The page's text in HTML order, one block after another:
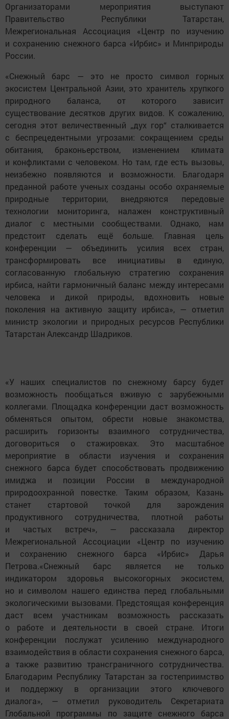
Организаторами мероприятия выступают
Правительство Республики Татарстан,
Межрегиональная Ассоциация «Центр по изучению
и сохранению снежного барса «Ирбис» и Минприроды
России.
«Снежный барс — это не просто символ горных
экосистем Центральной Азии, это хранитель хрупкого
природного баланса, от которого зависит
существование десятков других видов. К сожалению,
сегодня этот величественный „дух гор“ сталкивается
с беспрецедентными угрозами: сокращением среды
обитания, браконьерством, изменением климата
и конфликтами с человеком. Но там, где есть вызовы,
неизбежно появляются и возможности. Благодаря
преданной работе ученых созданы особо охраняемые
природные территории, внедряются передовые
технологии мониторинга, налажен конструктивный
диалог с местными сообществами. Однако, нам
предстоит сделать ещё больше. Главная цель
конференции — объединить усилия всех стран,
трансформировать все инициативы в единую,
согласованную глобальную стратегию сохранения
ирбиса, найти гармоничный баланс между интересами
человека и дикой природы, вдохновить новые
поколения на активную защиту ирбиса», — отметил
министр экологии и природных ресурсов Республики
Татарстан Александр Шадриков.
«У наших специалистов по снежному барсу будет
возможность пообщаться вживую с зарубежными
коллегами. Площадка конференции даст возможность
обменяться опытом, обрести новые знакомства,
расширить горизонты взаимного сотрудничества,
договориться о стажировках. Это масштабное
мероприятие в области изучения и сохранения
снежного барса будет способствовать продвижению
имиджа и позиции России в международной
природоохранной повестке. Таким образом, Казань
станет стартовой точкой для зарождения
продуктивного сотрудничества, плотной работы
и частых встреч», — рассказала директор
Межрегиональной Ассоциации «Центр по изучению
и сохранению снежного барса «Ирбис» Дарья
Петрова.«Снежный барс является не только
индикатором здоровья высокогорных экосистем,
но и символом нашего единства перед глобальными
экологическими вызовами. Предстоящая конференция
даст всем участникам возможность рассказать
о работе и деятельности в своей стране. Итоги
конференции послужат усилению международного
взаимодействия в области сохранения снежного барса,
а также развитию трансграничного сотрудничества.
Благодарим Республику Татарстан за гостеприимство
и поддержку в организации этого ключевого
диалога», — отметил руководитель Секретариата
Глобальной программы по защите снежного барса